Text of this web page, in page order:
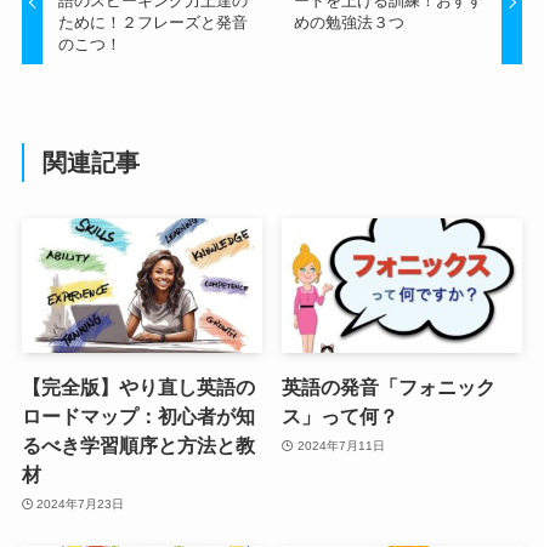
ために！２フレーズと発音
のこつ！
めの勉強法３つ
関連記事
【完全版】やり直し英語の
ロードマップ：初心者が知
るべき学習順序と方法と教
材
2024年7月23日
英語の発音「フォニック
ス」って何？
2024年7月11日